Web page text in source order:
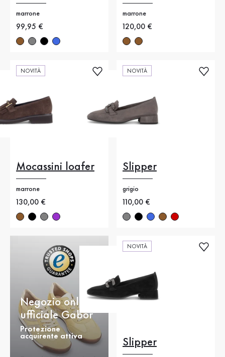
marrone
Nuovo prezzo
99,95 €
marrone
Nuovo prezzo
120,00 €
NOVITÀ
Mocassini loafer
marrone
Nuovo prezzo
130,00 €
NOVITÀ
Slipper
grigio
Nuovo prezzo
110,00 €
Negozio online
ufficiale Gabor
Protezione
acquirente attiva
NOVITÀ
Slipper